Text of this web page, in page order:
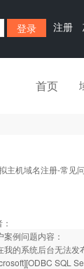
注册
首页
主机域名注册-常见
案例问题内容：
我的系统后台无法
SQL